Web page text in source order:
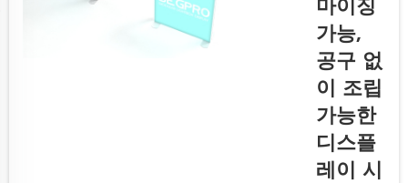
마이징
가능,
공구 없
이 조립
가능한
디스플
레이 시